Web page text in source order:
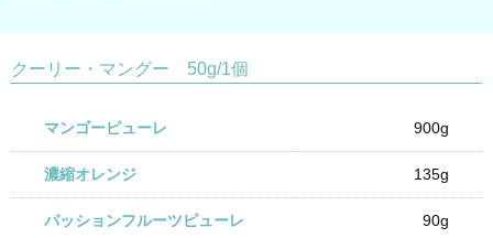
クーリー・マングー 50g/1個
マンゴーピューレ 900g
濃縮オレンジ 135g
パッションフルーツピューレ 90g